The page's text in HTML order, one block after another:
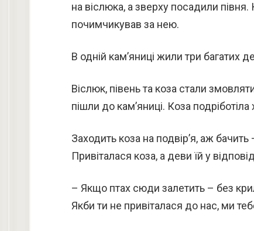
на віслюка, а зверху посадили
почимчикував за нею.
В одній кам’яниці жили три багатих
Віслюк, півень та коза стали
пішли до кам’яниці. Коза
Заходить коза на подвір’я, аж
Привіталася коза, а деви їй у
– Якщо птах сюди залетить – без
Якби ти не привіталася до нас, ми